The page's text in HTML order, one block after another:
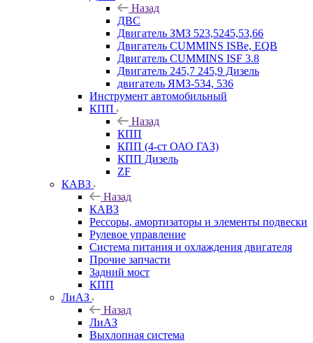
Назад
ДВС
Двигатель ЗМЗ 523,5245,53,66
Двигатель CUMMINS ISBe, EQB
Двигатель CUMMINS ISF 3.8
Двигатель 245,7 245,9 Дизель
двигатель ЯМЗ-534, 536
Инструмент автомобильный
КПП
Назад
КПП
КПП (4-ст ОАО ГАЗ)
КПП Дизель
ZF
КАВЗ
Назад
КАВЗ
Рессоры, амортизаторы и элементы подвески
Рулевое управление
Система питания и охлаждения двигателя
Прочие запчасти
Задний мост
КПП
ЛиАЗ
Назад
ЛиАЗ
Выхлопная система